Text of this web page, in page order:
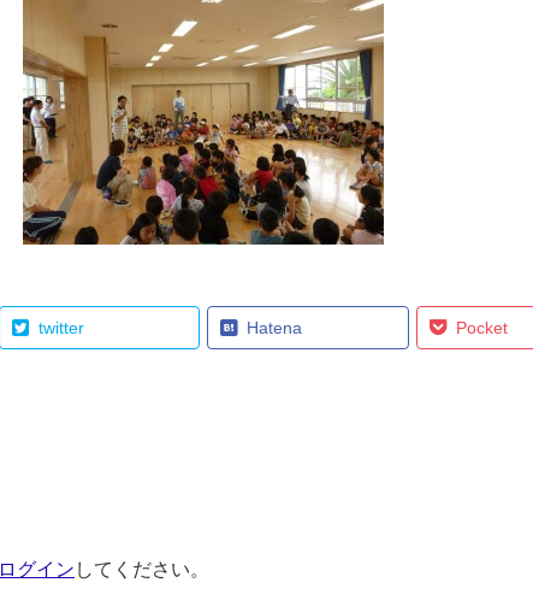
twitter Hatena Pocket
ログイン してください。